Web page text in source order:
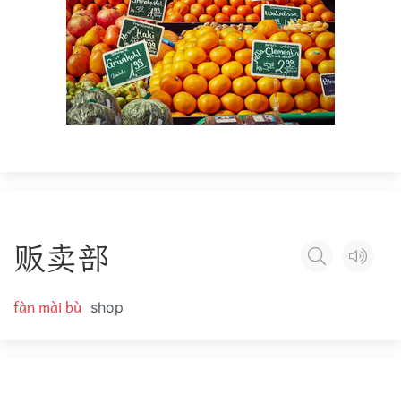
贩卖部
fàn mài bù shop